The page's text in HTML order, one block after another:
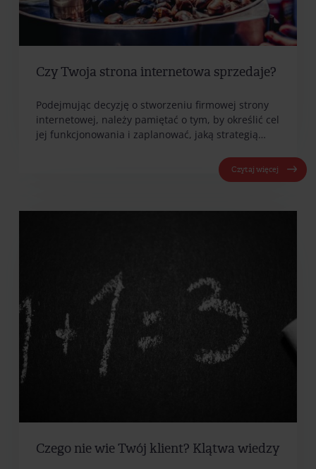
Czy Twoja strona internetowa sprzedaje?
Podejmując decyzję o stworzeniu firmowej strony
internetowej, należy pamiętać o tym, by określić cel
jej funkcjonowania i zaplanować, jaką strategią…
Czytaj więcej
Czego nie wie Twój klient? Klątwa wiedzy